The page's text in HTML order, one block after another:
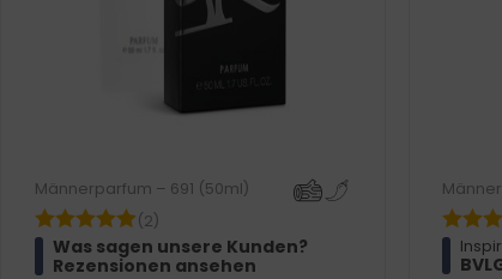
Männerparfum – 691 (50ml)
(2)
Was sagen unsere Kunden?
Rezensionen ansehen